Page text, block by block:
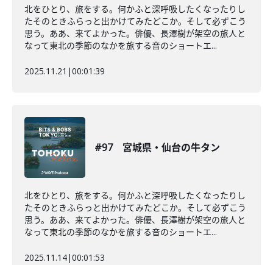
北をひとり、旅をする。何かふと深呼吸したくなったりし
たそのときふらっと出かけてみたどこか。そして必ずこう
思う。ああ、来てよかった。俳優、長澤樹が架空の旅人と
なって東北の季節のなかを旅する音のショートエ...
2025.11.21 |00:01:39
#97 宮城県・仙台の牛タン
北をひとり、旅をする。何かふと深呼吸したくなったりし
たそのときふらっと出かけてみたどこか。そして必ずこう
思う。ああ、来てよかった。俳優、長澤樹が架空の旅人と
なって東北の季節のなかを旅する音のショートエ...
2025.11.14|00:01:53